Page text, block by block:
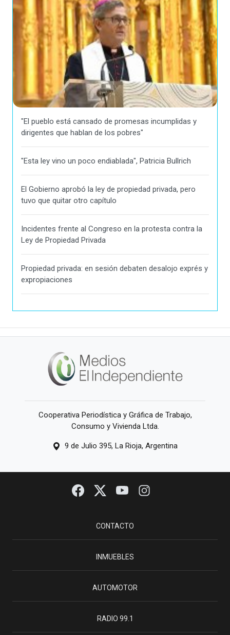
"El pueblo está cansado de promesas incumplidas y
dirigentes que hablan de los pobres"
"Esta ley vino un poco endiablada", Patricia Bullrich
El Gobierno aprobó la ley de propiedad privada, pero
tuvo que quitar otro capítulo
Incidentes frente al Congreso en la protesta contra la
Ley de Propiedad Privada
Propiedad privada: en sesión debaten desalojo exprés y
expropiaciones
Cooperativa Periodística y Gráfica de Trabajo,
Consumo y Vivienda Ltda.
9 de Julio 395, La Rioja, Argentina
CONTACTO
INMUEBLES
AUTOMOTOR
RADIO 99.1